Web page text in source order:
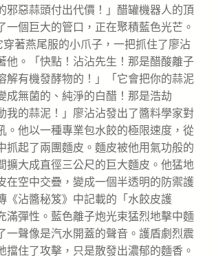
邪惡蒜頭付出代價！」醋罐機器人的頂
一個巨大的管口，正在聚積藍色光芒。
穿著燕尾服的小爪子，一把抓住了廖沾
他。「快點！沾沾先生！那是醋酸離子
解有機發酵物的！」「它會把你的蒜泥
成無菌的、純淨的白醋！那是浩劫
我的蒜泥！」廖沾沾發出了醬料學家對
。他以一種專業包水餃的極限速度，從
抓起了兩團麵皮。麵皮被他用氣功般的
擴大成直徑三公尺的巨大麵皮。他猛地
在空中交疊，變成一個半透明的防禦護
《沾醬秘笈》中記載的「水餃皮護
滿彈性。藍色離子炮光束猛烈地擊中麵
一聲像是汽水開蓋的聲音。護盾劇烈震
擋住了攻擊，只是散發出濃郁的麵香。